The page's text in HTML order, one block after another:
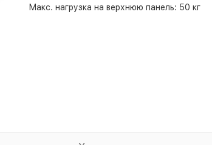
Макс. нагрузка на верхнюю панель: 50 кг